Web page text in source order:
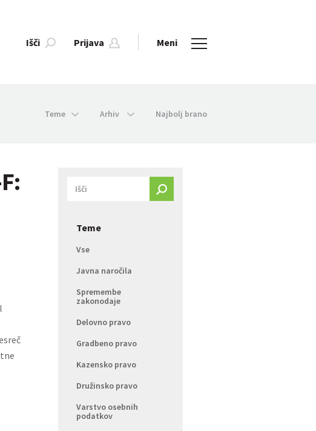
Išči Prijava Meni
Teme Arhiv Najbolj brano
Teme
Vse
Javna naročila
Spremembe
zakonodaje
Delovno pravo
Gradbeno pravo
Kazensko pravo
Družinsko pravo
Varstvo osebnih
podatkov